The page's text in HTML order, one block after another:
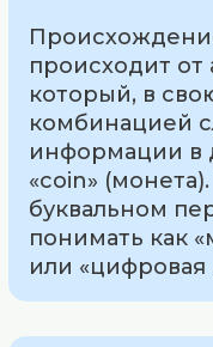
происходит от
который, в
комбинацией
информации в
«coin»
буквальном
понимать как
или «цифровая